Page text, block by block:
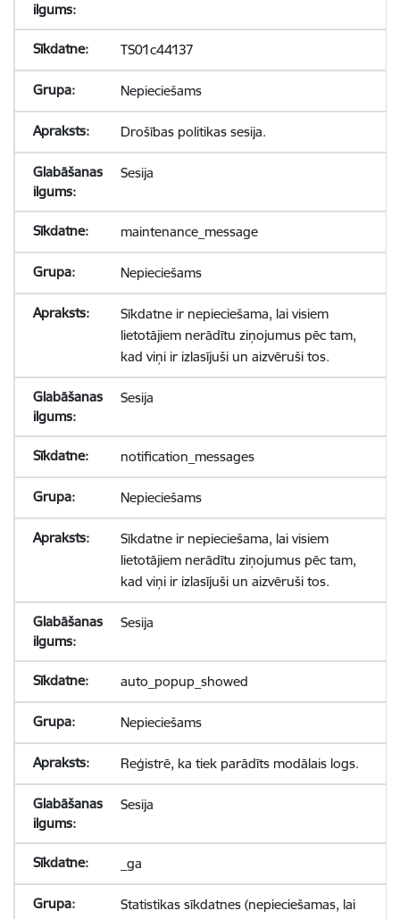
TS01c44137
Nepieciešams
Drošības politikas sesija.
Sesija
maintenance_message
Nepieciešams
Sīkdatne ir nepieciešama, lai visiem
lietotājiem nerādītu ziņojumus pēc tam,
kad viņi ir izlasījuši un aizvēruši tos.
Sesija
notification_messages
Nepieciešams
Sīkdatne ir nepieciešama, lai visiem
lietotājiem nerādītu ziņojumus pēc tam,
kad viņi ir izlasījuši un aizvēruši tos.
Sesija
auto_popup_showed
Nepieciešams
Reģistrē, ka tiek parādīts modālais logs.
Sesija
_ga
Statistikas sīkdatnes (nepieciešamas, lai